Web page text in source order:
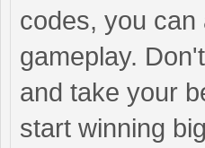
codes, you
gameplay.
and take your
start winning